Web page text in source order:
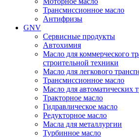
Трансмиссионное масло
Антифризы
GNV
Сервисные продукты
Автохимия
Масло для коммерческого
строительной техники
Масло для легкового
Трансмиссионное масло
Масло для автоматических
Тракторное масло
Гидравлическое масло
Редукторное масло
Масла для металлургии
Турбинное масло